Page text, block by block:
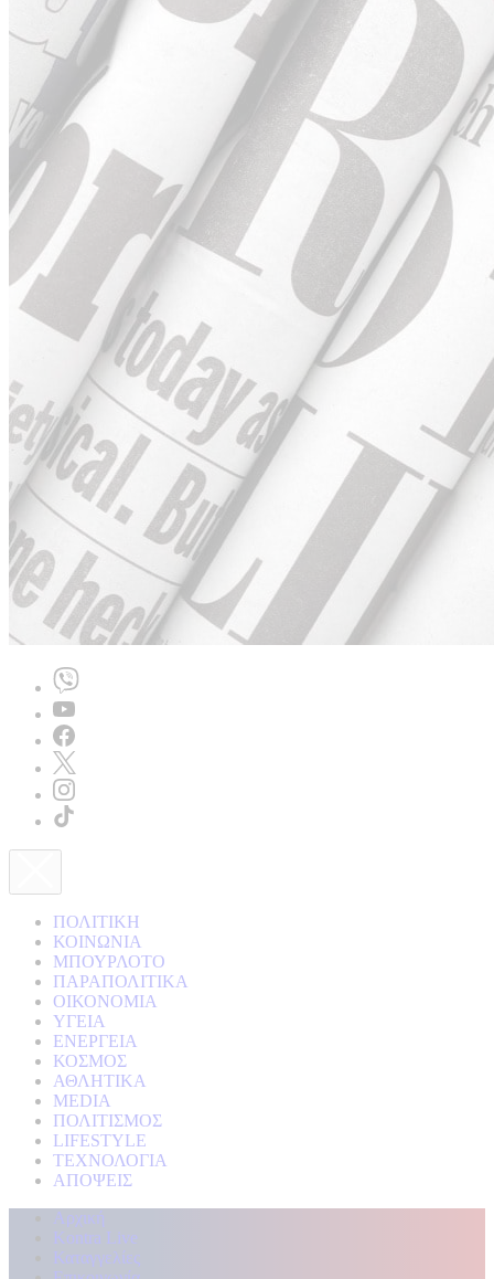
ΠΟΛΙΤΙΚΗ
ΚΟΙΝΩΝΙΑ
ΜΠΟΥΡΛΟΤΟ
ΠΑΡΑΠΟΛΙΤΙΚΑ
ΟΙΚΟΝΟΜΙΑ
ΥΓΕΙΑ
ΕΝΕΡΓΕΙΑ
ΚΟΣΜΟΣ
ΑΘΛΗΤΙΚΑ
MEDIA
ΠΟΛΙΤΙΣΜΟΣ
LIFESTYLE
ΤΕΧΝΟΛΟΓΙΑ
ΑΠΟΨΕΙΣ
Αρχική
Kontra Live
Καταγγελίες